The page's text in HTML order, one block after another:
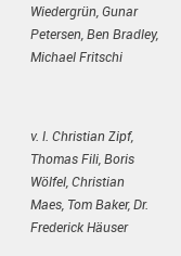
Wiedergrün, Gunar
Petersen, Ben Bradley,
Michael Fritschi
v. l. Christian Zipf,
Thomas Fili, Boris
Wölfel, Christian
Maes, Tom Baker, Dr.
Frederick Häuser